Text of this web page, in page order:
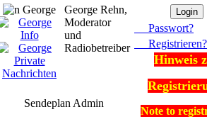
George Rehn,
Moderator
und
Radiobetreiber
Sendeplan Admin
Passwort?
Registrieren?
Hinweis
Note to